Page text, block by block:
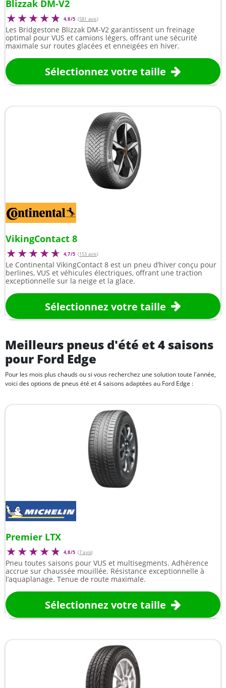
Blizzak DM-V2
4,8/5 (581 avis)
Les Bridgestone Blizzak DM-V2 garantissent un freinage
optimal pour VUS et camions légers, offrant une sécurité
maximale sur routes glacées et enneigées en hiver.
Sélectionnez votre taille
VikingContact 8
4,7/5 (153 avis)
Le Continental VikingContact 8 est un pneu d’hiver conçu pour
berlines, VUS et véhicules électriques, offrant une traction
exceptionnelle sur la neige et la glace.
Sélectionnez votre taille
Meilleurs pneus d'été et 4 saisons
pour Ford Edge
Pour les mois plus chauds ou si vous recherchez une solution toute l'année,
voici des options de pneus été et 4 saisons adaptées au Ford Edge :
Premier LTX
4,8/5 (7 avis)
Pneu toutes saisons pour VUS et multisegments. Adhérence
accrue sur chaussée mouillée. Résistance exceptionnelle à
l’aquaplanage. Tenue de route maximale.
Sélectionnez votre taille